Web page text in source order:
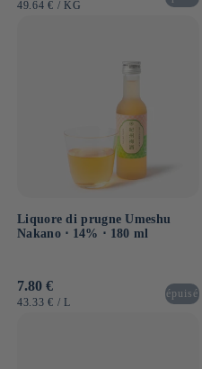
PREZZO
49.64 € / PER
KG
Liquore di prugne Umeshu
Nakano ⋅ 14% ⋅ 180 ml
Prezzo
di
7.80 €
PREZZO
43.33 € / PER
L
épuisé